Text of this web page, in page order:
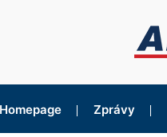
Homepage Zprávy